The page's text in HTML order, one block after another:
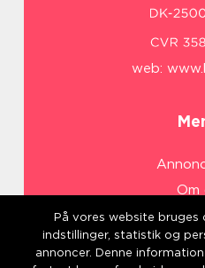
web:
Om
På vores website bruges
indstillinger, statistik og
annoncer. Denne